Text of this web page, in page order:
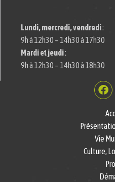
Lundi, mercredi, vendredi:
9h à 12h30 – 14h30 à 17h30
Mardi et jeudi:
9h à 12h30 – 14h30 à 18h30
Vie
Culture,